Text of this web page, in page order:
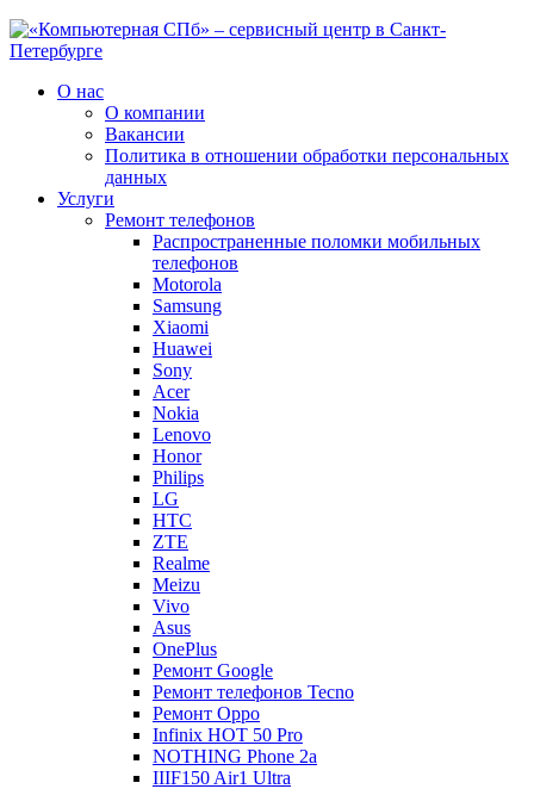
О нас
О компании
Вакансии
Политика в отношении обработки персональных
данных
Услуги
Ремонт телефонов
Распространенные поломки мобильных
телефонов
Motorola
Samsung
Xiaomi
Huawei
Sony
Acer
Nokia
Lenovo
Honor
Philips
LG
HTC
ZTE
Realme
Meizu
Vivo
Asus
OnePlus
Ремонт Google
Ремонт телефонов Tecno
Ремонт Oppo
Infinix HOT 50 Pro
NOTHING Phone 2a
IIIF150 Air1 Ultra